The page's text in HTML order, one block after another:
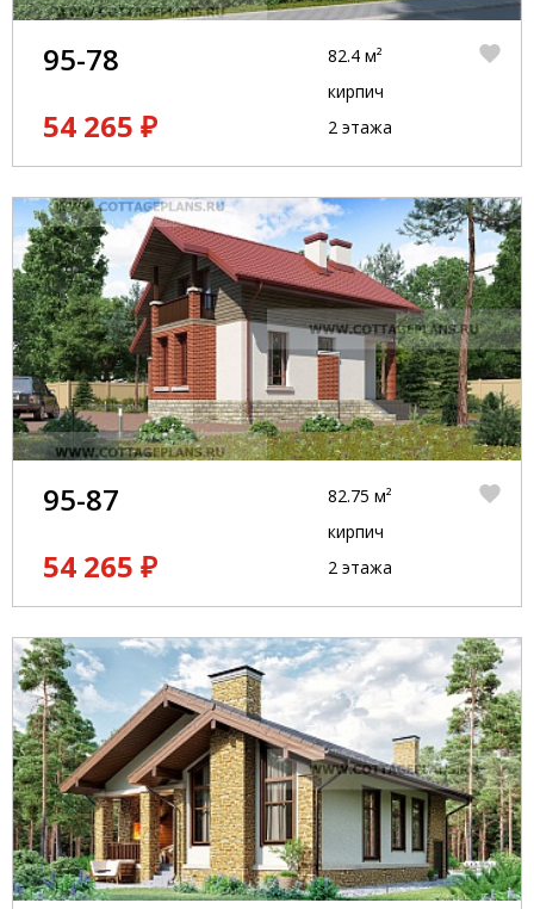
95-78
54 265 ₽
82.4 м²
кирпич
2 этажа
95-87
54 265 ₽
82.75 м²
кирпич
2 этажа